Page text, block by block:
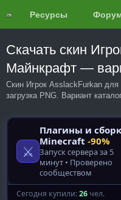
Ресурсы
Скачать скин
Майнкрафт —
Скин Игрок AsslackFurkan
загрузка PNG. Вариант